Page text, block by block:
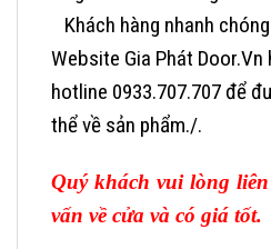
Khách hàng nhanh
Website Gia Phát Door.Vn
hotline 0933.707.707 để
thể về sản phẩm./.
Quý khách vui lòng
vấn về cửa và có giá tốt.